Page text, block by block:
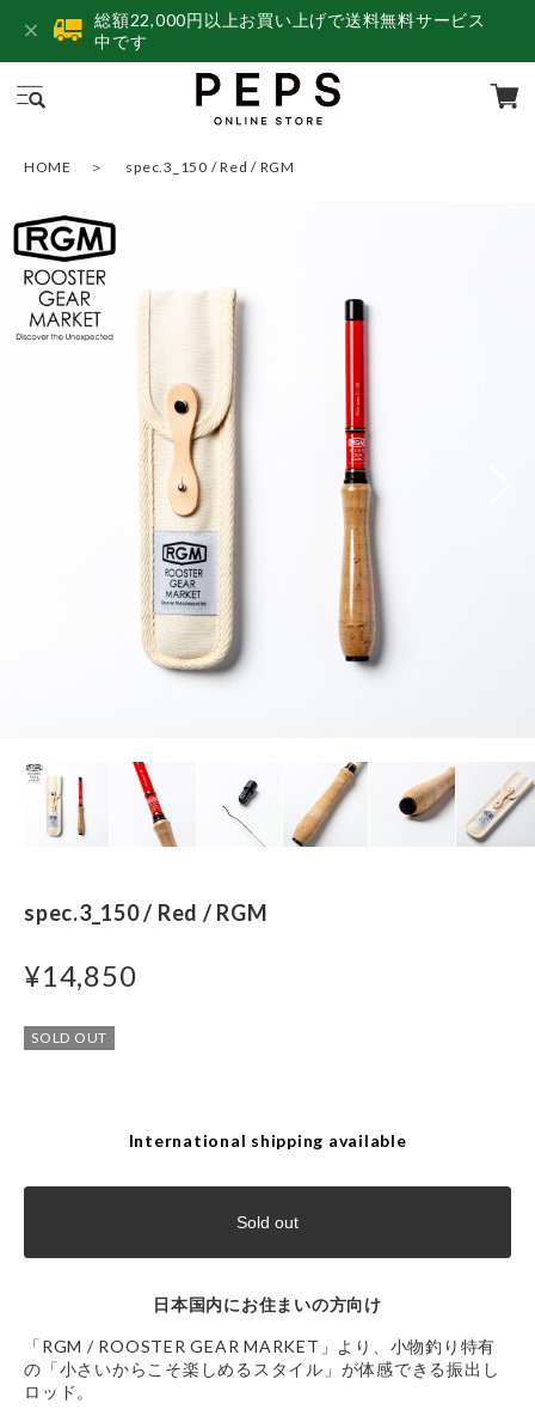
総額22,000円以上お買い上げで送料無料サービス
中です
HOME spec.3_150 / Red / RGM
spec.3_150 / Red / RGM
¥14,850
SOLD OUT
International shipping available
Sold out
日本国内にお住まいの方向け
「RGM / ROOSTER GEAR MARKET」より、小物釣り特有
の「小さいからこそ楽しめるスタイル」が体感できる振出し
ロッド。